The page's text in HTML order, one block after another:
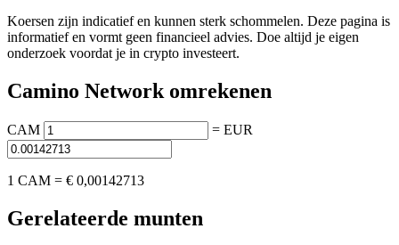
Koersen zijn indicatief en kunnen sterk schommelen. Deze pagina is
informatief en vormt geen financieel advies. Doe altijd je eigen
onderzoek voordat je in crypto investeert.
Camino Network omrekenen
CAM = EUR
1 CAM = € 0,00142713
Gerelateerde munten